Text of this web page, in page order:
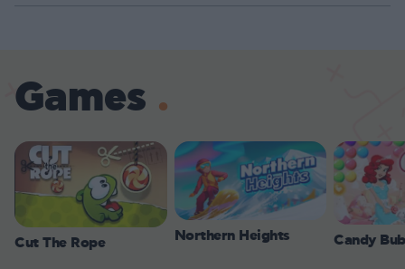
Games
Cut The Rope Northern Heights Candy